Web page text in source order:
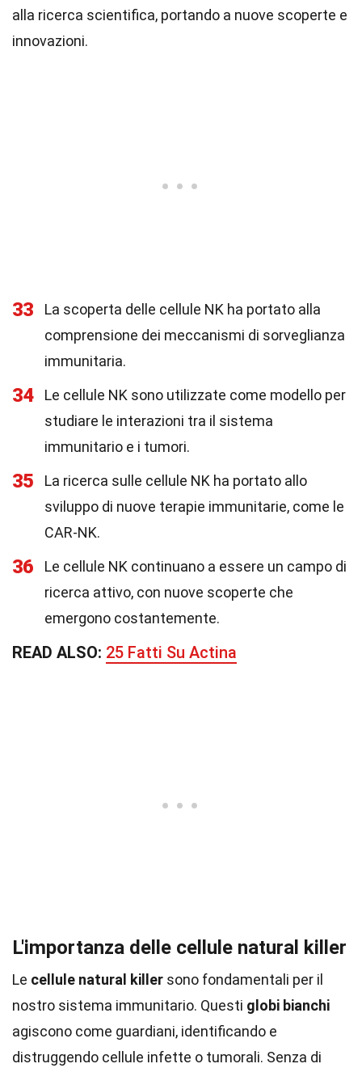
alla ricerca scientifica, portando a nuove scoperte e
innovazioni.
33
La scoperta delle cellule NK ha portato alla
comprensione dei meccanismi di sorveglianza
immunitaria.
34
Le cellule NK sono utilizzate come modello per
studiare le interazioni tra il sistema
immunitario e i tumori.
35
La ricerca sulle cellule NK ha portato allo
sviluppo di nuove terapie immunitarie, come le
CAR-NK.
36
Le cellule NK continuano a essere un campo di
ricerca attivo, con nuove scoperte che
emergono costantemente.
READ ALSO: 25 Fatti Su Actina
L'importanza delle cellule natural killer
Le cellule natural killer sono fondamentali per il
nostro sistema immunitario. Questi globi bianchi
agiscono come guardiani, identificando e
distruggendo cellule infette o tumorali. Senza di